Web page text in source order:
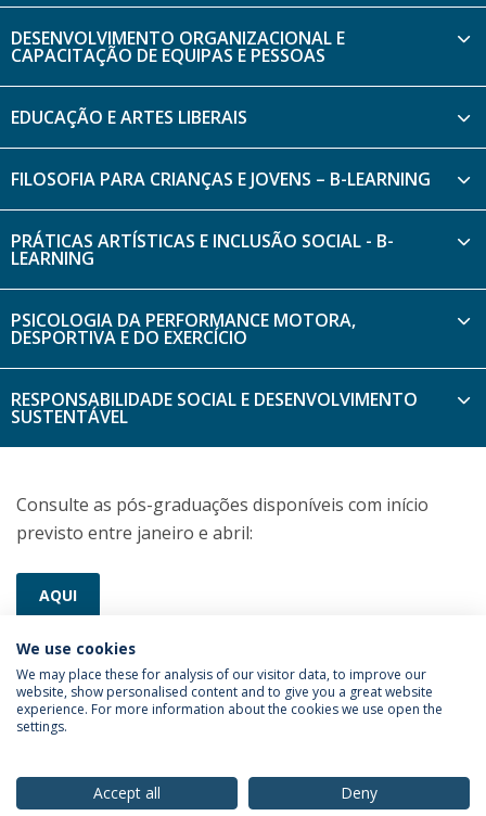
DESENVOLVIMENTO ORGANIZACIONAL E
CAPACITAÇÃO DE EQUIPAS E PESSOAS
EDUCAÇÃO E ARTES LIBERAIS
FILOSOFIA PARA CRIANÇAS E JOVENS – B-LEARNING
PRÁTICAS ARTÍSTICAS E INCLUSÃO SOCIAL - B-
LEARNING
PSICOLOGIA DA PERFORMANCE MOTORA,
DESPORTIVA E DO EXERCÍCIO
RESPONSABILIDADE SOCIAL E DESENVOLVIMENTO
SUSTENTÁVEL
Consulte as pós-graduações disponíveis com início
previsto entre janeiro e abril:
AQUI
Privacy Policy
We use cookies
We may place these for analysis of our visitor data, to improve our
website, show personalised content and to give you a great website
experience. For more information about the cookies we use open the
settings.
Accept all Deny